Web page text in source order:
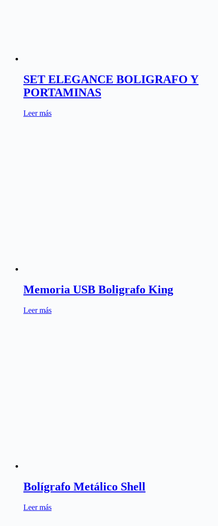
SET ELEGANCE BOLIGRAFO Y
PORTAMINAS
Leer más
Memoria USB Boligrafo King
Leer más
Bolígrafo Metálico Shell
Leer más